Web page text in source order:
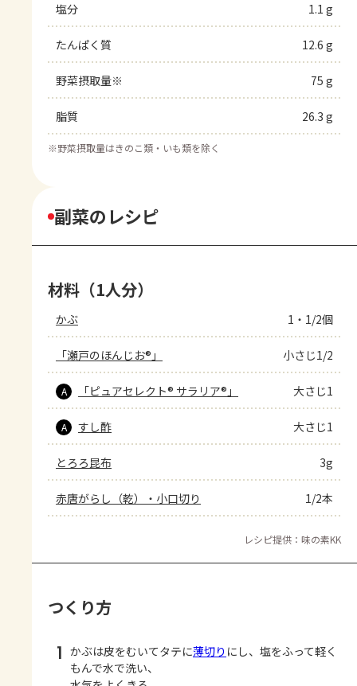
塩分 1.1 g
たんぱく質 12.6 g
野菜摂取量※ 75 g
脂質 26.3 g
※野菜摂取量はきのこ類・いも類を除く
副菜のレシピ
材料（1人分）
かぶ 1・1/2個
「瀬戸のほんじお®」 小さじ1/2
A 「ピュアセレクト® サラリア®」 大さじ1
A すし酢 大さじ1
とろろ昆布 3g
赤唐がらし（乾）・小口切り 1/2本
レシピ提供：味の素KK
つくり方
1 かぶは皮をむいてタテに薄切り にし、塩をふって軽く
もんで水で洗い、